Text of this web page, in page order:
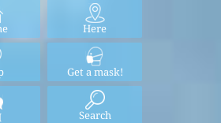
Here
Get a mask!
Search